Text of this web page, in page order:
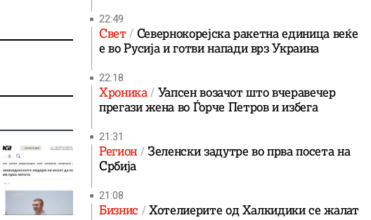
22:49
Свет Севернокорејска ракетна единица веќе
е во Русија и готви напади врз Украина
22:18
Хроника Уапсен возачот што вчеравечер
прегази жена во Ѓорче Петров и избега
21:31
Регион
Зеленски задутре во прва посета на
Србија
21:08
Бизнис
Хотелиерите од Халкидики се жалат